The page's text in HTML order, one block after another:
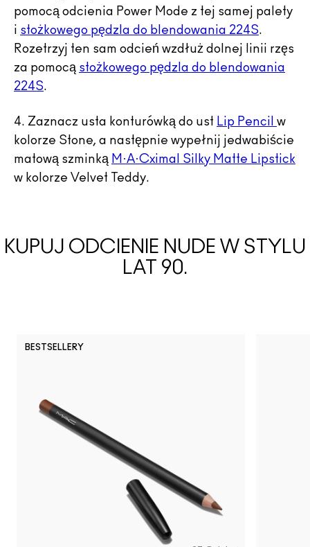
pomocą odcienia Power Mode z tej samej palety
i stożkowego pędzla do blendowania 224S.
Rozetrzyj ten sam odcień wzdłuż dolnej linii rzęs
za pomocą stożkowego pędzla do blendowania
224S.
4. Zaznacz usta konturówką do ust Lip Pencil w
kolorze Stone, a następnie wypełnij jedwabiście
matową szminką M·A·Cximal Silky Matte Lipstick
w kolorze Velvet Teddy.
KUPUJ ODCIENIE NUDE W STYLU
LAT 90.
BESTSELLERY